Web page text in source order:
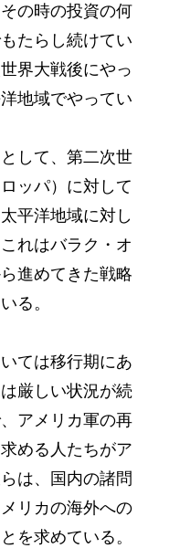
の時の投資の何
たらし続けてい
界大戦後にやっ
地域でやってい
して、第二次世
ッパ）に対して
平洋地域に対し
れはバラク・オ
進めてきた戦略
る。
ては移行期にあ
厳しい状況が続
アメリカ軍の再
める人たちがア
は、国内の諸問
リカの海外への
を求めている。